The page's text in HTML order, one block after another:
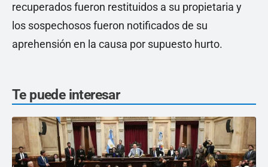
recuperados fueron restituidos a su propietaria y
los sospechosos fueron notificados de su
aprehensión en la causa por supuesto hurto.
Te puede interesar